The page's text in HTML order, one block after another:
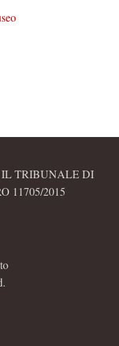
IL TRIBUNALE DI
11705/2015